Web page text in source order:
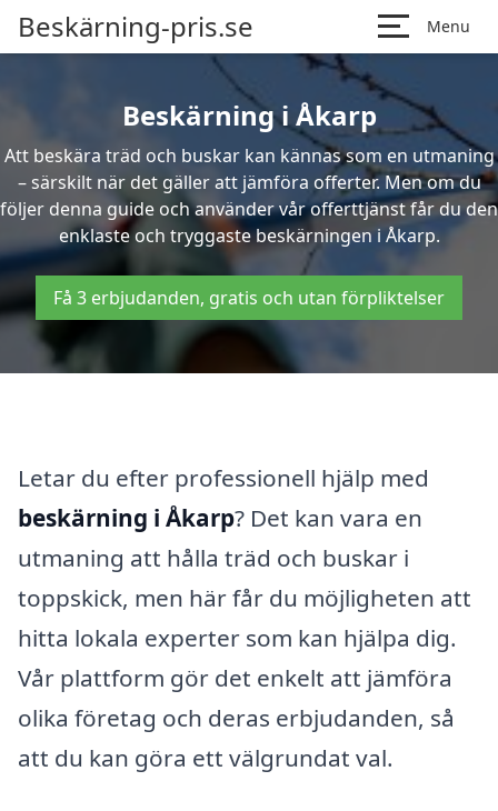
Beskärning-pris.se Menu
Beskärning i Åkarp
Att beskära träd och buskar kan kännas som en utmaning
– särskilt när det gäller att jämföra offerter. Men om du
följer denna guide och använder vår offerttjänst får du den
enklaste och tryggaste beskärningen i Åkarp.
Få 3 erbjudanden, gratis och utan förpliktelser
Letar du efter professionell hjälp med
beskärning i Åkarp? Det kan vara en
utmaning att hålla träd och buskar i
toppskick, men här får du möjligheten att
hitta lokala experter som kan hjälpa dig.
Vår plattform gör det enkelt att jämföra
olika företag och deras erbjudanden, så
att du kan göra ett välgrundat val.